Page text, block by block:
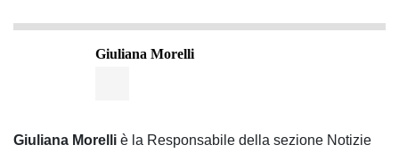
Giuliana Morelli
Giuliana Morelli è la Responsabile della sezione Notizie